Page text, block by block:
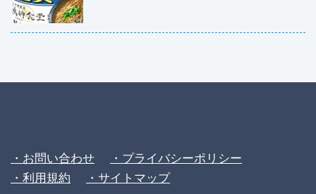
・お問い合わせ
・プライバシーポリシー
・利用規約
・サイトマップ